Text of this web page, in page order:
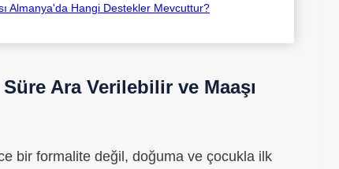
Almanya'da Hangi Destekler Mevcuttur?
Ara Verilebilir ve Maaşı
bir formalite değil, doğuma ve çocukla ilk